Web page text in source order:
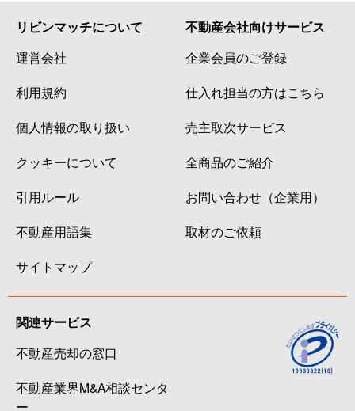
リビンマッチについて
運営会社
利用規約
個人情報の取り扱い
クッキーについて
引用ルール
不動産用語集
サイトマップ
不動産会社向けサービス
企業会員のご登録
仕入れ担当の方はこちら
売主取次サービス
全商品のご紹介
お問い合わせ（企業用）
取材のご依頼
関連サービス
不動産売却の窓口
不動産業界M&A相談センタ
ー